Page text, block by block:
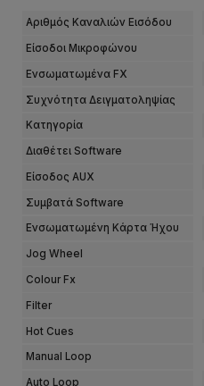
Αριθμός Καναλιών Εισόδου
Είσοδοι Μικροφώνου
Ενσωματωμένα FX
Συχνότητα Δειγματοληψίας
Κατηγορία
Διαθέτει Software
Είσοδος AUX
Συμβατά Software
Ενσωματωμένη Κάρτα Ήχου
Jog Wheel
Colour Fx
Filter
Hot Cues
Manual Loop
Auto Loop